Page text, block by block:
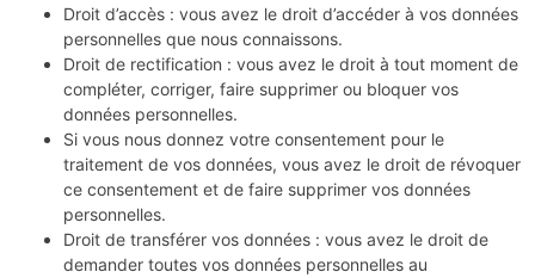
Droit d’accès : vous avez le droit d’accéder à vos données
personnelles que nous connaissons.
Droit de rectification : vous avez le droit à tout moment de
compléter, corriger, faire supprimer ou bloquer vos
données personnelles.
Si vous nous donnez votre consentement pour le
traitement de vos données, vous avez le droit de révoquer
ce consentement et de faire supprimer vos données
personnelles.
Droit de transférer vos données : vous avez le droit de
demander toutes vos données personnelles au